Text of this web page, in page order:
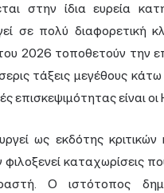
στην ίδια ευρεία
σε πολύ διαφορετική
2026 τοποθετούν την
τάξεις μεγέθους
επισκεψιμότητας είναι οι
ως εκδότης
φιλοξενεί καταχωρίσεις
Ο ιστότοπος